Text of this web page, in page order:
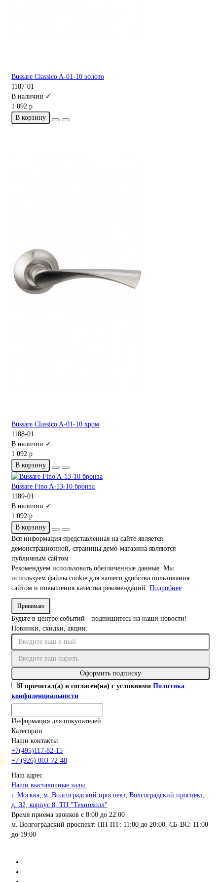
Bussare Classico A-01-10 золото
1187-01
В наличии ✓
1 092 р
В корзину
Bussare Classico A-01-10 хром
1188-01
В наличии ✓
1 092 р
В корзину
Bussare Fino A-13-10 бронза
1189-01
В наличии ✓
1 092 р
В корзину
Вся информация представленная на сайте является
демонстрационной, страницы демо-магазина являются
публичным сайтом
Рекомендуем использовать обезличенные данные. Мы
используем файлы cookie для вашего удобства пользования
сайтом и повышения качества рекомендаций. Подробнее
Принимаю
Будьте в центре событий - подпишитесь на наши новости!
Новинки, скидки, акции.
Оформить подписку
Я прочитал(а) и согласен(на) с условиями Политика
конфиденциальности
Информация для покупателей
Категории
Наши контакты
+7(495)117-82-15
+7 (926) 803-72-48
Наш адрес
Наши выставочные залы:
г. Москва, м. Волгоградский проспект, Волгоградский проспект,
д. 32, корпус 8, ТЦ "Технохолл"
Время приема звонков с 8:00 до 22:00
м. Волгоградский проспект: ПН-ПТ: 11:00 до 20:00, СБ-ВС: 11:00
до 19:00